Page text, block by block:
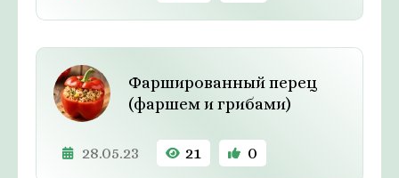
Фаршированный перец
(фаршем и грибами)
28.05.23 21 0